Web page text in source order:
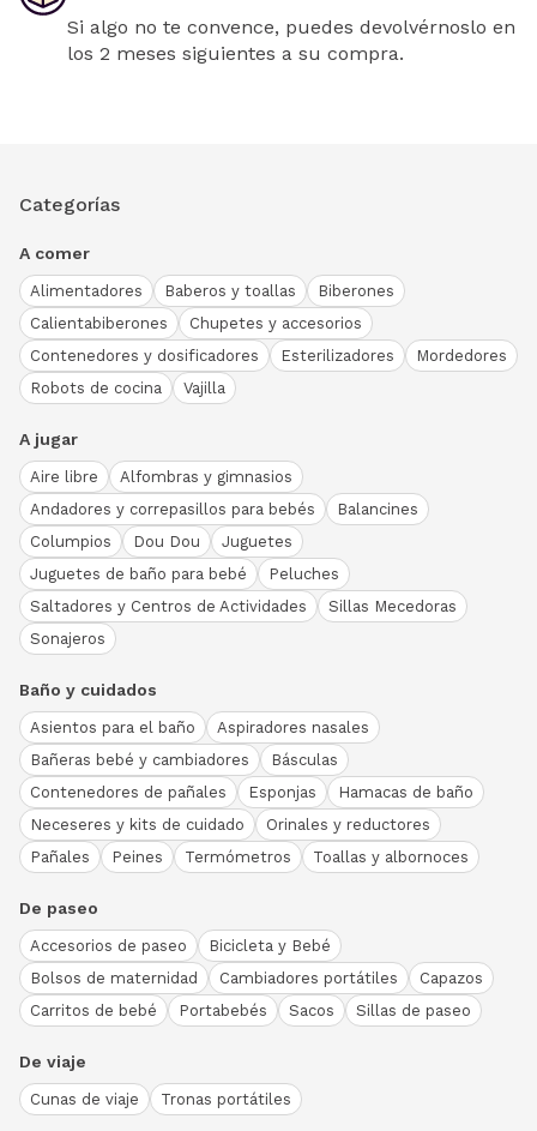
Si algo no te convence, puedes devolvérnoslo en
los 2 meses siguientes a su compra.
Categorías
A comer
Alimentadores Baberos y toallas
Biberones
Calientabiberones
Chupetes y accesorios
Contenedores y dosificadores
Esterilizadores
Mordedores
Robots de cocina
Vajilla
A jugar
Aire libre
Alfombras y gimnasios
Andadores y correpasillos para bebés
Balancines
Columpios
Dou Dou
Juguetes
Juguetes de baño para bebé
Peluches
Saltadores y Centros de Actividades
Sillas Mecedoras
Sonajeros
Baño y cuidados
Asientos para el baño
Aspiradores nasales
Bañeras bebé y cambiadores
Básculas
Contenedores de pañales
Esponjas
Hamacas de baño
Neceseres y kits de cuidado
Orinales y reductores
Pañales
Peines Termómetros Toallas y albornoces
De paseo
Accesorios de paseo
Bicicleta y Bebé
Bolsos de maternidad
Cambiadores portátiles
Capazos
Carritos de bebé
Portabebés Sacos Sillas de paseo
De viaje
Cunas de viaje Tronas portátiles